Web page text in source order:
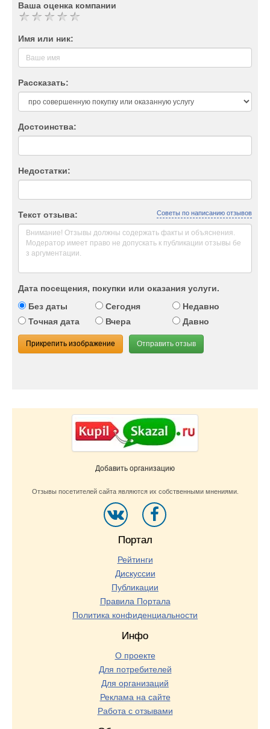
Ваша оценка компании
Имя или ник:
Рассказать:
Достоинства:
Недостатки:
Текст отзыва: Советы по написанию отзывов
Дата посещения, покупки или оказания услуги.
Без даты
Сегодня
Недавно
Точная дата
Вчера Давно
Прикрепить изображение Отправить отзыв
Добавить организацию
Отзывы посетителей сайта являются их собственными мнениями.
Портал
Рейтинги
Дискуссии
Публикации
Правила Портала
Политика конфиденциальности
Инфо
О проекте
Для потребителей
Для организаций
Реклама на сайте
Работа с отзывами